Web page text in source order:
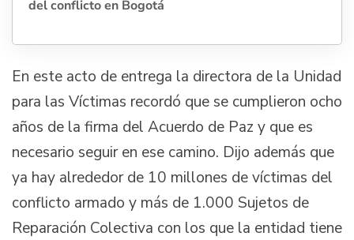
del conflicto en Bogotá
En este acto de entrega la directora de la Unidad
para las Víctimas recordó que se cumplieron ocho
años de la firma del Acuerdo de Paz y que es
necesario seguir en ese camino. Dijo además que
ya hay alrededor de 10 millones de víctimas del
conflicto armado y más de 1.000 Sujetos de
Reparación Colectiva con los que la entidad tiene